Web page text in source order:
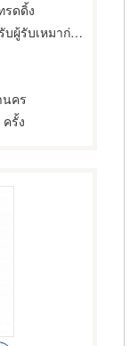
รดดิ้ง
เหมาก่อสร้าง
นคร
ครั้ง